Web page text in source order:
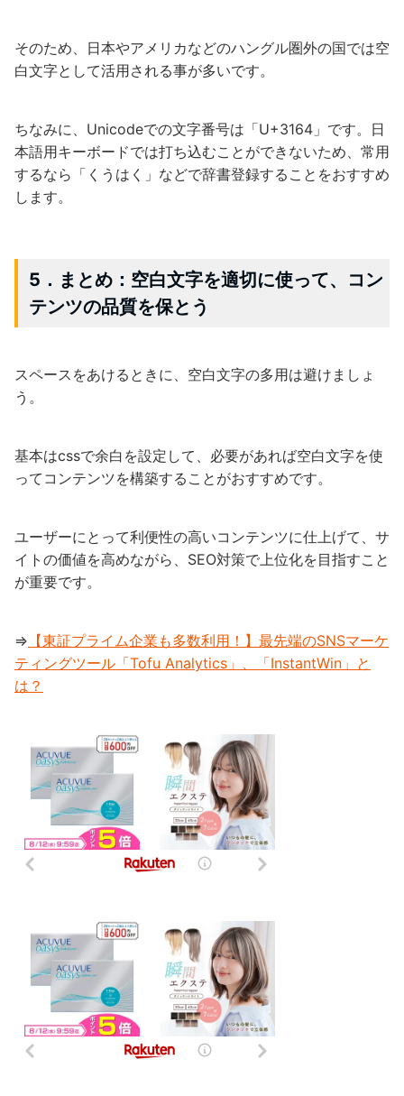
そのため、日本やアメリカなどのハングル圏外の国では空
白文字として活用される事が多いです。
ちなみに、Unicodeでの文字番号は「U+3164」です。日
本語用キーボードでは打ち込むことができないため、常用
するなら「くうはく」などで辞書登録することをおすすめ
します。
5．まとめ：空白文字を適切に使って、コン
テンツの品質を保とう
スペースをあけるときに、空白文字の多用は避けましょ
う。
基本はcssで余白を設定して、必要があれば空白文字を使
ってコンテンツを構築することがおすすめです。
ユーザーにとって利便性の高いコンテンツに仕上げて、サ
イトの価値を高めながら、SEO対策で上位化を目指すこと
が重要です。
⇒ 【東証プライム企業も多数利用！】最先端のSNSマーケ
ティングツール「Tofu Analytics」、「InstantWin」と
は？